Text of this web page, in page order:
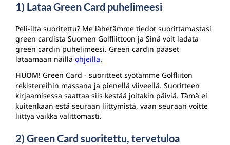
1) Lataa Green Card puhelimeesi
Peli-ilta suoritettu? Me lähetämme tiedot suorittamastasi
green cardista Suomen Golfliittoon ja Sinä voit ladata
green cardin puhelimeesi. Green cardin pääset
lataamaan näillä ohjeilla.
HUOM! Green Card - suoritteet syötämme Golfliiton
rekistereihin massana ja pienellä viiveellä. Suoritteen
kirjaamisessa saattaa siis kestää joitakin päiviä. Tämä ei
kuitenkaan estä seuraan liittymistä, vaan seuraan voitte
liittyä vaikka välittömästi.
2) Green Card suoritettu, tervetuloa